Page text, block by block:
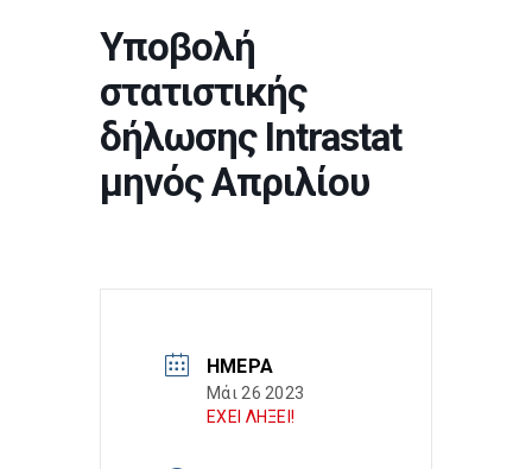
Υποβολή
στατιστικής
δήλωσης Intrastat
μηνός Απριλίου
ΗΜΈΡΑ
Μάι 26 2023
ΕΧΕΙ ΛΗΞΕΙ!